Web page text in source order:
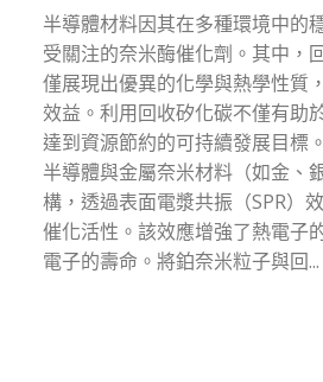
半導體材料因其在多種環境中的
受關注的奈米酶催化劑。其中，
僅展現出優異的化學與熱學性質
效益。利用回收矽化碳不僅有助
達到資源節約的可持續發展目標
半導體與金屬奈米材料（如金、
構，透過表面電漿共振（SPR）
催化活性。該效應增強了熱電子
電子的壽命。將鉑奈米粒子與回...